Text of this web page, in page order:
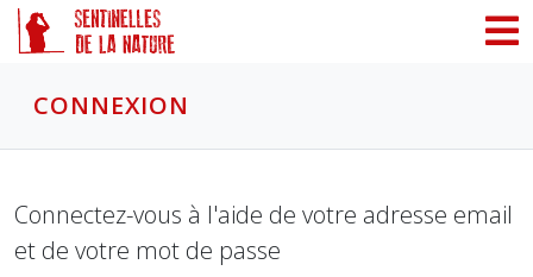
CONNEXION
Connectez-vous à l'aide de votre adresse email
et de votre mot de passe
Panneau de gestion des cookies